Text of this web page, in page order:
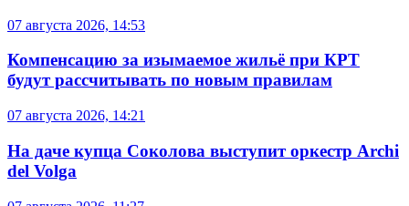
07 августа 2026, 14:53
Компенсацию за изымаемое жильё при КРТ
будут рассчитывать по новым правилам
07 августа 2026, 14:21
На даче купца Соколова выступит оркестр Archi
del Volga